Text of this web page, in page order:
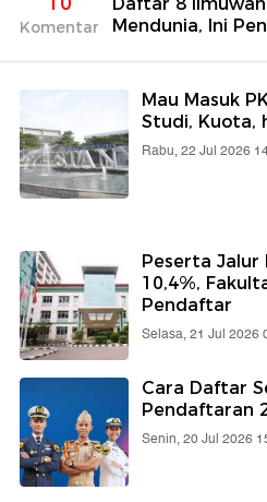
Komentar
Mendunia, Ini
Mau Masuk
Studi, Kuota,
Rabu, 22 Jul 2026
Peserta Jalur
10,4%,
Pendaftar
Selasa, 21 Jul 2026
Cara Daftar
Pendaftaran
Senin, 20 Jul 2026